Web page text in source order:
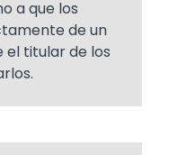
a que los
de un
el titular de los